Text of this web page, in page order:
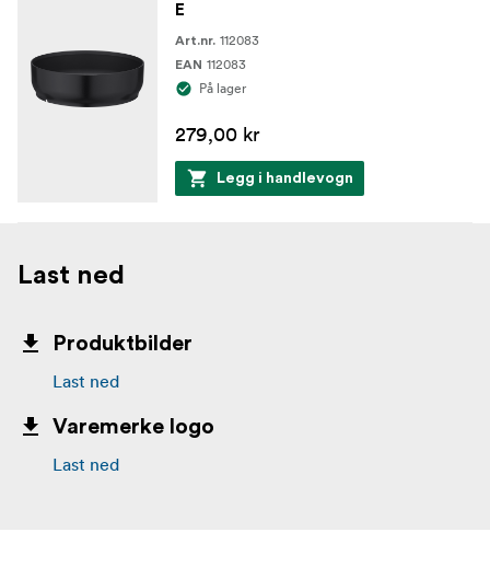
E
Art.nr. 112083
EAN 112083
På lager
279,00 kr
Legg i handlevogn
Last ned
Produktbilder
Last ned
Varemerke logo
Last ned